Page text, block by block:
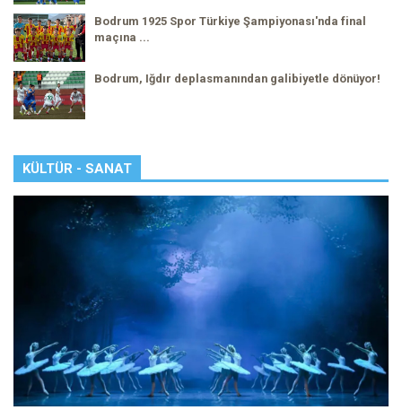
Bodrum 1925 Spor Türkiye Şampiyonası'nda final
maçına ...
Bodrum, Iğdır deplasmanından galibiyetle dönüyor!
KÜLTÜR - SANAT